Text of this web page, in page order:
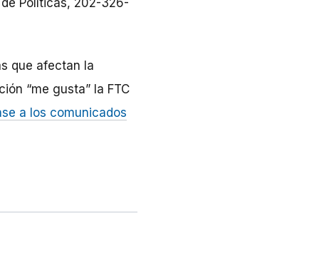
que afectan la
“me gusta” la FTC
a los comunicados